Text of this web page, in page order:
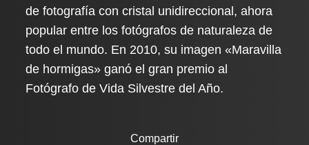
de fotografía con cristal unidireccional, ahora
popular entre los fotógrafos de naturaleza de
todo el mundo. En 2010, su imagen «Maravilla
de hormigas» ganó el gran premio al
Fotógrafo de Vida Silvestre del Año.
Compartir